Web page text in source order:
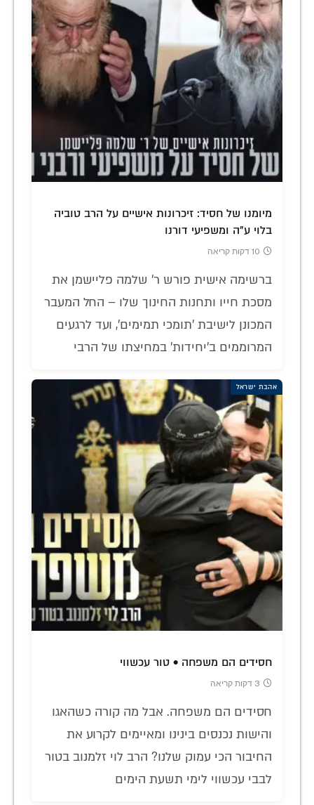
מיומנו של חסיד: זיכרונות אישיים על הרב טוביה
בלוי ע"ה ומשפיעי דורנו
10 דקות קריאה
ברשימה אישית פורש ר' שלמה פליישמן את
מסכת חייו ותחנות החינוך שלו – החל המעבר
המכונן לישיבת 'תומכי תמימים', ועד לרגעים
המרוממים ב'יחידות' במחיצתו של הרבי
אהבת ישראל
חסידים הם משפחה • טור עכשווי
3 דקות קריאה
חסידים הם משפחה. אבל מה קורה כשהאגו
והישות נכנסים בינינו ומאיימים לקרוע את
החיבור הכי עמוק שלנו? הרב לוי זלמנוב בטור
לבבי עכשווי לימי תשעת הימים